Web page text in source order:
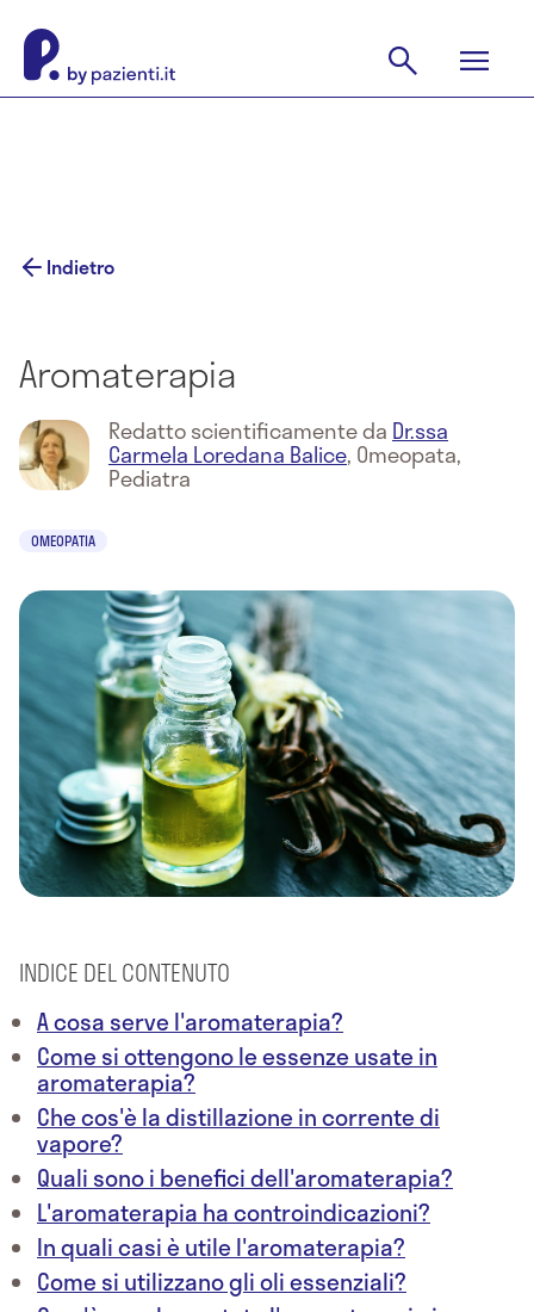
Indietro
Aromaterapia
Redatto scientificamente da Dr.ssa
Carmela Loredana Balice, Omeopata,
Pediatra
OMEOPATIA
INDICE DEL CONTENUTO
A cosa serve l'aromaterapia?
Come si ottengono le essenze usate in
aromaterapia?
Che cos'è la distillazione in corrente di
vapore?
Quali sono i benefici dell'aromaterapia?
L'aromaterapia ha controindicazioni?
In quali casi è utile l'aromaterapia?
Come si utilizzano gli oli essenziali?